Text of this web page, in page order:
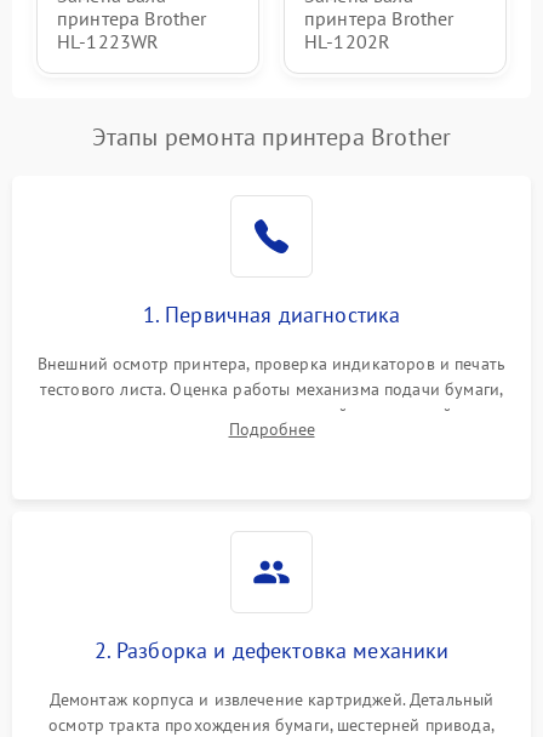
принтера Brother
HL-1223WR
принтера Brother
HL-1202R
Этапы ремонта принтера Brother
1. Первичная диагностика
Внешний осмотр принтера, проверка индикаторов и печать
тестового листа. Оценка работы механизма подачи бумаги,
выявление посторонних шумов, замятий и первичный анализ
дефектов печати (полосы, фон, пробелы).
Подробнее
2. Разборка и дефектовка механики
Демонтаж корпуса и извлечение картриджей. Детальный
осмотр тракта прохождения бумаги, шестерней привода,